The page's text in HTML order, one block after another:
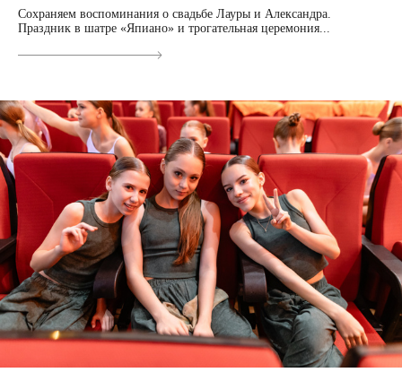
Сохраняем воспоминания о свадьбе Лауры и Александра.
Праздник в шатре «Япиано» и трогательная церемония...